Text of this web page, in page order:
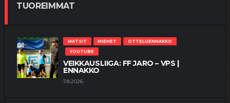
TUOREIMMAT
MATSIT MIEHET
OTTELUENNAKKO
YOUTUBE
VEIKKAUSLIIGA: FF JARO – VPS |
ENNAKKO
7.8.2026